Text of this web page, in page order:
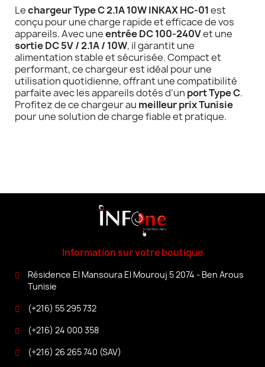
Lechargeur Type C 2.1A 10W INKAX HC-01est
conçu pour une charge rapide et efficace de vos
appareils. Avec uneentrée DC 100-240Vet une
sortie DC 5V / 2.1A / 10W, il garantit une
alimentation stable et sécurisée. Compact et
performant, ce chargeur est idéal pour une
utilisation quotidienne, offrant une compatibilité
parfaite avec les appareils dotés d’un port Type C.
Profitez de ce chargeur au meilleur prix Tunisie
pour une solution de charge fiable et pratique.
Information sur votre boutique
Résidence El Mansoura El Mourouj 5 2074 - Ben Arous
Tunisie
(+216) 55 295 732
(+216) 24 000 358
(+216) 26 265 740 (SAV)